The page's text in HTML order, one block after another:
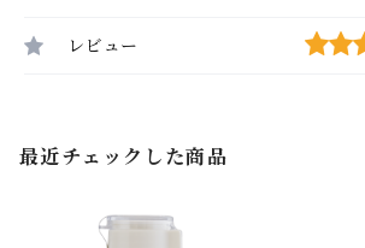
レビュー
最近チェックした商品